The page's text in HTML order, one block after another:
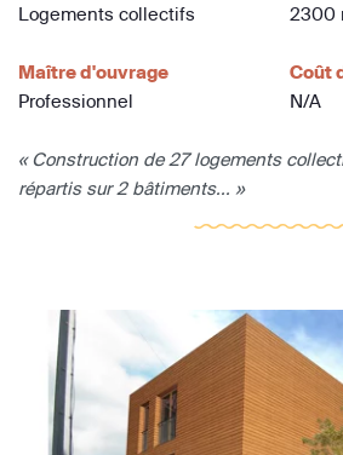
Logements collectifs
2300
Maître d'ouvrage
Professionnel
Coût
N/A
« Construction de 27 logements
répartis sur 2 bâtiments... »